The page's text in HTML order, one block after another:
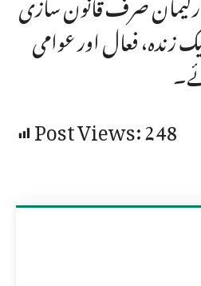
زندہ، فعال اور عوامی
Post Views:248